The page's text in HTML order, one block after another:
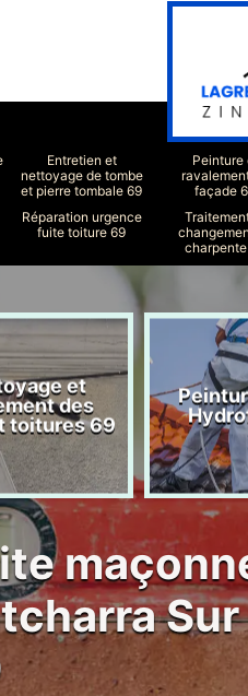
Entretien et
nettoyage de tombe
et pierre tombale 69
Peinture
façade
Réparation urgence
fuite toiture 69
et
des
toitures 69
Sur